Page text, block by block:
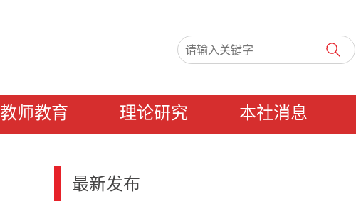
教师教育 理论研究 本社消息
最新发布